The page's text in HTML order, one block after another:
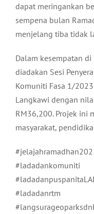
dapat meringankan
sempena bulan
menjelang tiba tidak
Dalam kesempatan
diadakan Sesi
Komuniti Fasa 1/
Langkawi dengan
RM36,200. Projek ini
masyarakat,
#ladadankomuniti
#ladadanrtm